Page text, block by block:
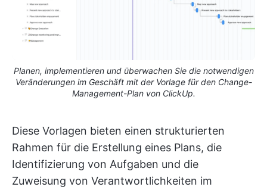
Planen, implementieren und überwachen Sie die notwendigen
Veränderungen im Geschäft mit der Vorlage für den Change-
Management-Plan von ClickUp.
Diese Vorlagen bieten einen strukturierten
Rahmen für die Erstellung eines Plans, die
Identifizierung von Aufgaben und die
Zuweisung von Verantwortlichkeiten im